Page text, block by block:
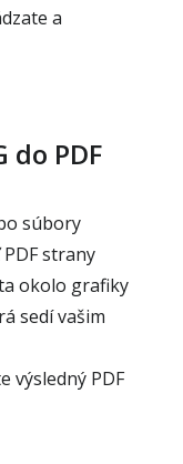
a
do PDF
súbory
strany
okolo grafiky
sedí vašim
výsledný PDF